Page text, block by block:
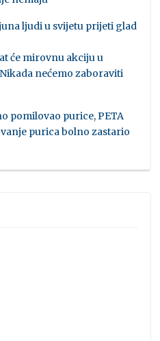
ljudi u svijetu prijeti glad
će mirovnu akciju u
nećemo zaboraviti
pomilovao purice, PETA
purica bolno zastario